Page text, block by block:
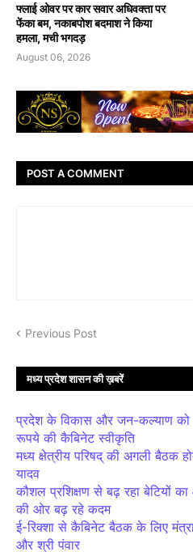
फ्लाई ओवर पर कार सवार अधिवक्ता पर
फेंका बम, नकाबपोश बदमाश ने किया
हमला, मची भगदड़
August 06, 2026
POST A COMMENT
Previous Post
मध्य प्रदेश शासन की ख़बरें
प्रदेश के विकास और जन-कल्याण
रूपये की कैबिनेट स्वीकृति
मध्य क्षेत्रीय परिषद् की अगली बैठक
यादव
कौशल प्रशिक्षण से बढ़ रहा बेटियों का
की ओर बढ़ रहे कदम
ई-रिक्शा से कैबिनेट बैठक के लिए
और श्री पंवार